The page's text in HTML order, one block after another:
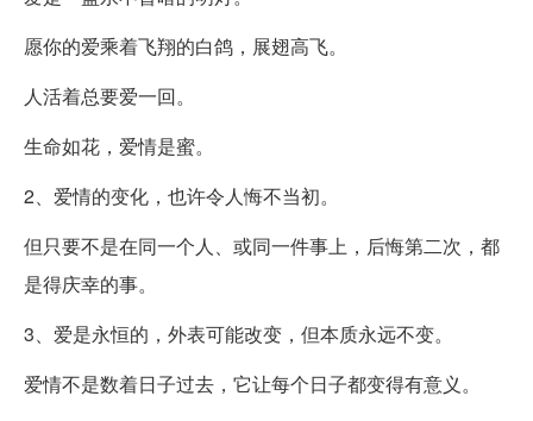
愿你的爱乘着飞翔的白鸽，展翅高飞。
人活着总要爱一回。
生命如花，爱情是蜜。
2、爱情的变化，也许令人悔不当初。
但只要不是在同一个人、或同一件事上，后悔第二次，都
是得庆幸的事。
3、爱是永恒的，外表可能改变，但本质永远不变。
爱情不是数着日子过去，它让每个日子都变得有意义。